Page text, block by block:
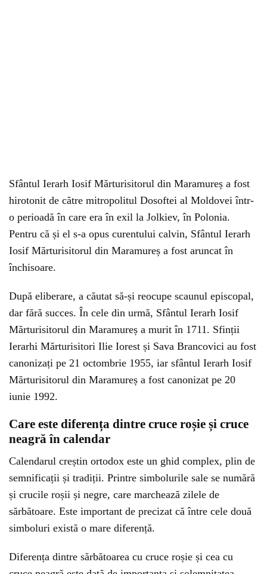
Sfântul Ierarh Iosif Mărturisitorul din Maramureș a fost
hirotonit de către mitropolitul Dosoftei al Moldovei într-
o perioadă în care era în exil la Jolkiev, în Polonia.
Pentru că și el s-a opus curentului calvin, Sfântul Ierarh
Iosif Mărturisitorul din Maramureș a fost aruncat în
închisoare.
După eliberare, a căutat să-și reocupe scaunul episcopal,
dar fără succes. În cele din urmă, Sfântul Ierarh Iosif
Mărturisitorul din Maramureș a murit în 1711. Sfinții
Ierarhi Mărturisitori Ilie Iorest și Sava Brancovici au fost
canonizați pe 21 octombrie 1955, iar sfântul Ierarh Iosif
Mărturisitorul din Maramureș a fost canonizat pe 20
iunie 1992.
Care este diferența dintre cruce roșie și cruce
neagră în calendar
Calendarul creștin ortodox este un ghid complex, plin de
semnificații și tradiții. Printre simbolurile sale se numără
și crucile roșii și negre, care marchează zilele de
sărbătoare. Este important de precizat că între cele două
simboluri există o mare diferență.
Diferența dintre sărbătoarea cu cruce roșie și cea cu